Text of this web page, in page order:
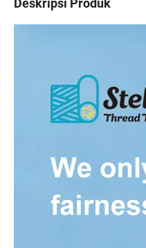
Deskripsi Produk